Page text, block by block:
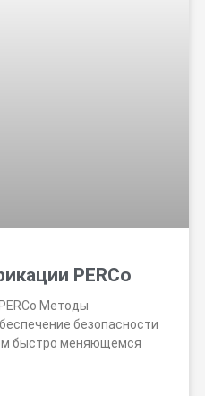
PERCo
Методы
безопасности
быстро меняющемся